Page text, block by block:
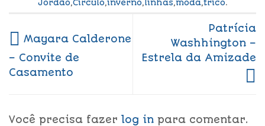
Jordão,Circulo,inverno,linhas,moda,tricô.
Mayara Calderone
– Convite de
Casamento
Patrícia
Washhington –
Estrela da Amizade
Você precisa fazer log in para comentar.